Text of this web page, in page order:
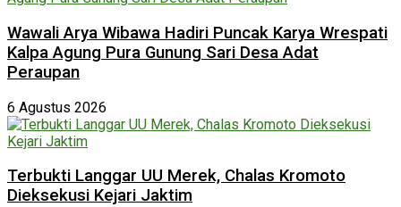
Wawali Arya Wibawa Hadiri Puncak Karya Wrespati
Kalpa Agung Pura Gunung Sari Desa Adat
Peraupan
6 Agustus 2026
Terbukti Langgar UU Merek, Chalas Kromoto
Dieksekusi Kejari Jaktim